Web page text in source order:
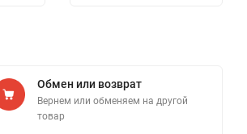
Обмен или возврат
Вернем или обменяем на другой
товар